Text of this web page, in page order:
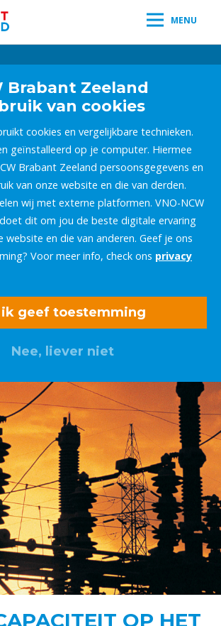
MENU
Brabant Zeeland
van cookies
cookies en vergelijkbare technieken.
geïnstalleerd op je computer. Hiermee
Brabant Zeeland persoonsgegevens en
van onze website en die van derden.
wij met externe platformen. VNO-NCW
dit om jou de beste digitale ervaring
website en die van anderen. Geef je ons
Voor meer info, check ons privacy
ik geef toestemming
Nee, liever niet
OP HET